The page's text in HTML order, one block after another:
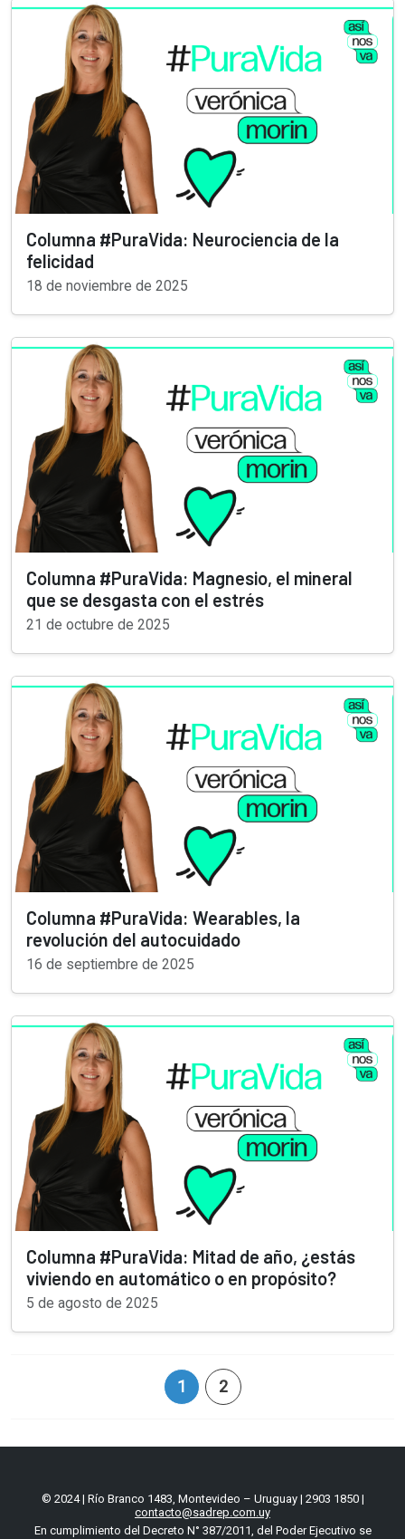
Columna #PuraVida: Neurociencia de la
felicidad
18 de noviembre de 2025
Columna #PuraVida: Magnesio, el mineral
que se desgasta con el estrés
21 de octubre de 2025
Columna #PuraVida: Wearables, la
revolución del autocuidado
16 de septiembre de 2025
Columna #PuraVida: Mitad de año, ¿estás
viviendo en automático o en propósito?
5 de agosto de 2025
1 2
© 2024 | Río Branco 1483, Montevideo – Uruguay | 2903 1850 |
contacto@sadrep.com.uy
En cumplimiento del Decreto N° 387/2011, del Poder Ejecutivo se